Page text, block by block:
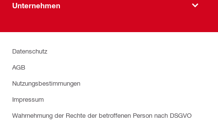
Unternehmen
Datenschutz
AGB
Nutzungsbestimmungen
Impressum
Wahrnehmung der Rechte der betroffenen Person nach DSGVO